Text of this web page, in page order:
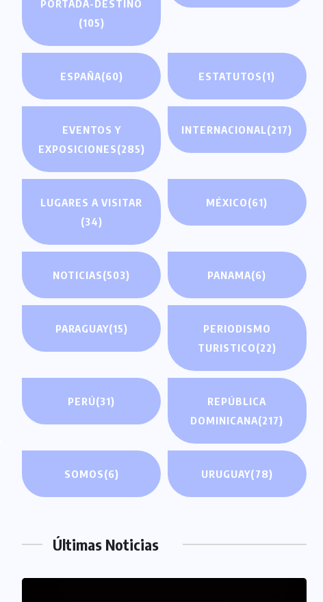
PORTADA-DESTINO
(105)
ESPAÑA(60) ESTATUTOS(1)
EVENTOS Y
EXPOSICIONES(285)
INTERNACIONAL(217)
LUGARES A VISITAR
(34)
MÉXICO(61)
NOTICIAS(503) PANAMA(6)
PARAGUAY(15)
PERIODISMO
TURISTICO(22)
PERÚ(31)
REPÚBLICA
DOMINICANA(217)
SOMOS(6) URUGUAY(78)
Últimas Noticias